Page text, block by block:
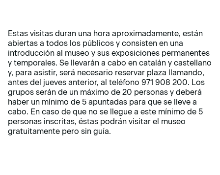
Estas visitas duran una hora aproximadamente, están
abiertas a todos los públicos y consisten en una
introducción al museo y sus exposiciones permanentes
y temporales. Se llevarán a cabo en catalán y castellano
y, para asistir, será necesario reservar plaza llamando,
antes del jueves anterior, al teléfono 971 908 200. Los
grupos serán de un máximo de 20 personas y deberá
haber un mínimo de 5 apuntadas para que se lleve a
cabo. En caso de que no se llegue a este mínimo de 5
personas inscritas, éstas podrán visitar el museo
gratuitamente pero sin guía.